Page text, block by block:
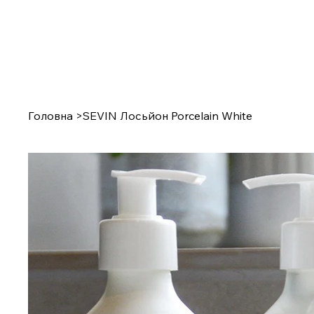
Головна >SEVIN Лосьйон Porcelain White